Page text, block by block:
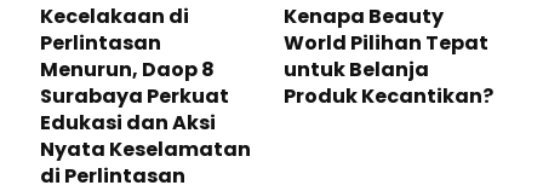
Kecelakaan di
Perlintasan
Menurun, Daop 8
Surabaya Perkuat
Edukasi dan Aksi
Nyata Keselamatan
di Perlintasan
Kenapa Beauty
World Pilihan Tepat
untuk Belanja
Produk Kecantikan?